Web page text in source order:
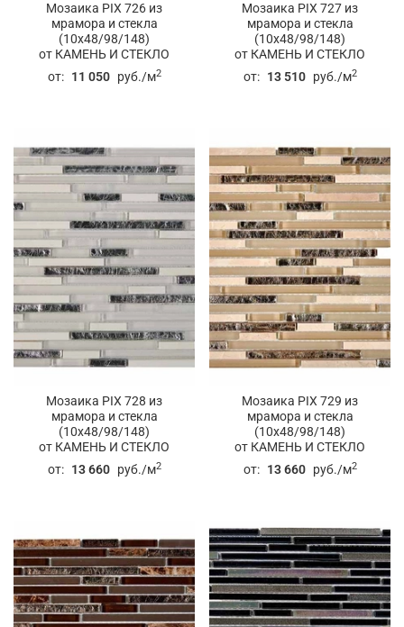
Мозаика PIX 726 из
мрамора и стекла
(10x48/98/148)
от КАМЕНЬ И СТЕКЛО
от: 11 050 руб./м2
Мозаика PIX 727 из
мрамора и стекла
(10x48/98/148)
от КАМЕНЬ И СТЕКЛО
от: 13 510 руб./м2
Мозаика PIX 728 из
мрамора и стекла
(10x48/98/148)
от КАМЕНЬ И СТЕКЛО
от: 13 660 руб./м2
Мозаика PIX 729 из
мрамора и стекла
(10x48/98/148)
от КАМЕНЬ И СТЕКЛО
от: 13 660 руб./м2